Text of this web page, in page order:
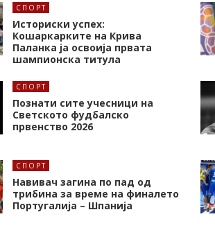
СПОРТ
Историски успех:
Кошаркарките на Крива
Паланка ја освоија првата
шампионска титула
СПОРТ
Познати сите учесници на
Светското фудбалско
првенство 2026
СПОРТ
Навивач загина по пад од
трибина за време на финалето
Португалија – Шпанија